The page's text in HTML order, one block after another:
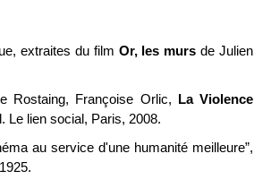
extraites du film Or, les murs de Julien
Rostaing, Françoise Orlic,
La Violence
Le lien social, Paris, 2008.
au service d'une humanité meilleure”,